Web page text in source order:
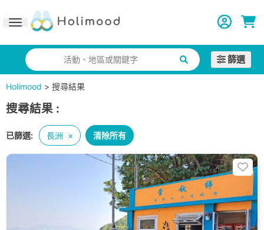
Toggle navigation
活動、地區或關鍵字 篩選
Holimood > 搜尋結果
搜尋結果 :
已篩選: 長洲 × 清除所有